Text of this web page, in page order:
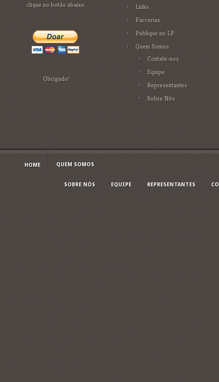
clique no botão abaixo.
Obrigado!
Links
Parcerias
Publique no LP
Quem Somos
Contate-nos
Equipe
Representantes
Sobre Nós
HOME QUEM SOMOS
SOBRE NÓS EQUIPE REPRESENTANTES